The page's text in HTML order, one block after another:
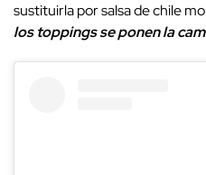
sustituirla por salsa de chile
los toppings se ponen la